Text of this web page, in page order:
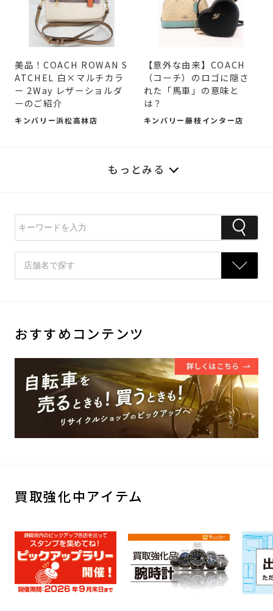
美品！COACH ROWAN S
ATCHEL 白×マルチカラ
ー 2Way レザーショルダ
ーのご紹介
キンバリー浜松高林店
【意外な由来】COACH
（コーチ）のロゴに隠さ
れた「馬車」の意味と
は？
キンバリー藤枝インター店
もっとみる
おすすめコンテンツ
買取強化中アイテム